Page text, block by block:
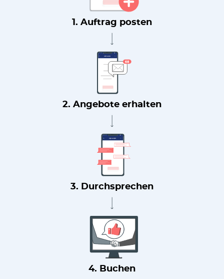
1. Auftrag posten
2. Angebote erhalten
3. Durchsprechen
4. Buchen